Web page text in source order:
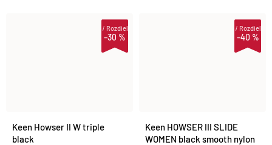
–30 %
iRozdiel
Keen Howser II W triple
black
–40 %
iRozdiel
Keen HOWSER III SLIDE
WOMEN black smooth nylon